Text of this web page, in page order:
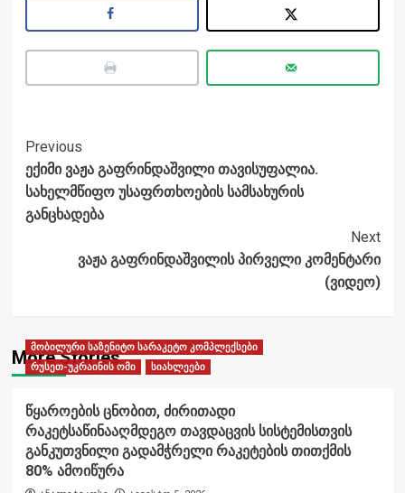
Post
Navigation
Previous
ექიმი ვაჟა გაფრინდაშვილი თავისუფალია.
სახელმწიფო უსაფრთხოების სამსახურის
განცხადება
Next
ვაჟა გაფრინდაშვილის პირველი კომენტარი
(ვიდეო)
More Stories
მობილური საზენიტო სარაკეტო კომპლექსები
რუსეთ-უკრაინის ომი
სიახლეები
წყაროების ცნობით, ძირითადი
რაკეტსაწინააღმდეგო თავდაცვის სისტემისთვის
განკუთვნილი გადამჭრელი რაკეტების თითქმის
80% ამოიწურა